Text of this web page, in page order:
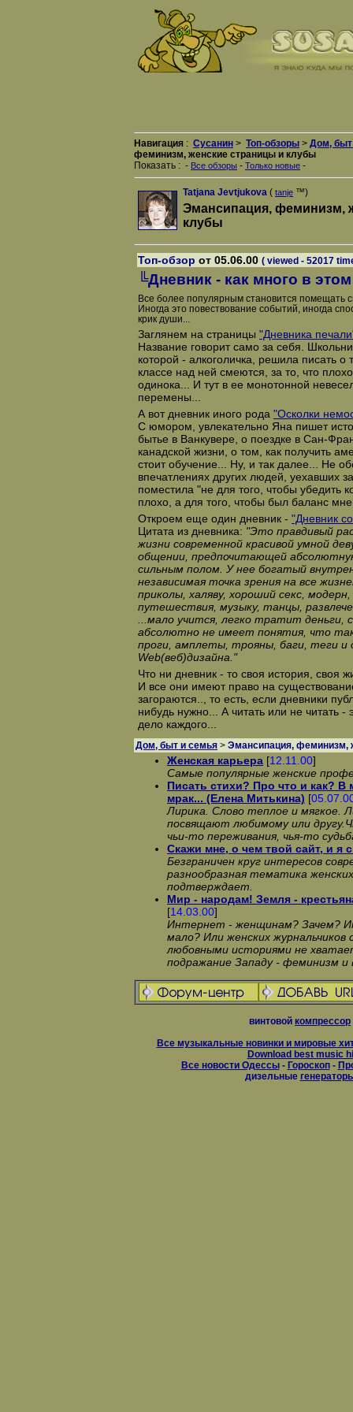
Навигация : Сусанин > Топ-обзоры > Дом,
феминизм, женские страницы и клубы
Показать : - Все обзоры - Только новые -
Tatjana Jevtjukova ( tanje ™)
Эмансипация, феминизм,
клубы
Топ-обзор от 05.06.00 ( viewed - 52017
╚Дневник - как много в
Все более популярным становится помещать
Иногда это повествование событий, иногда
крик души...
Заглянем на страницы "Дневника
Название говорит само за себя.
которой - алкоголичка, решила писать о
классе над ней смеются, за то, что
одинока... И тут в ее монотонной
перемены...
А вот дневник иного рода "Осколки
С юмором, увлекательно Яна пишет
бытье в Ванкувере, о поездке в Сан-
канадской жизни, о том, как получить
стоит обучение... Ну, и так далее... Не
впечатлениях других людей, уехавших
поместила "не для того, чтобы убедить
плохо, а для того, чтобы был баланс
Откроем еще один дневник - "Дневник
Цитата из дневника: "Это правдивый
жизни современной красивой умной
общении, предпочитающей
сильным полом. У нее богатый
независимая точка зрения на все
приколы, халяву, хороший секс,
путешествия, музыку, танцы,
...мало учится, легко тратит деньги,
абсолютно не имеет понятия, что
проги, амплеты, трояны, баги, теги и
Web(веб)дизайна."
Что ни дневник - то своя история, своя
И все они имеют право на
загораются.., то есть, если дневники
нибудь нужно... А читать или не читать -
дело каждого...
Дом, быт и семья > Эмансипация, феминизм,
Женская карьера [12.11.00]
Самые популярные женские
Писать стихи? Пpо что и как?
мpак... (Елена Митькина) [
Лирика. Слово теплое и мягкое.
посвящают любимому или
чьи-то переживания, чья-то
Скажи мне, о чем твой сайт, и я
Безграничен круг интересов
разнообразная тематика
подтверждает.
Мир - народам! Земля -
[14.03.00]
Интернет - женщинам? Зачем?
мало? Или женских
любовными историями не
подражание Западу - феминизм и
винтовой компрессор
Все музыкальные новинки и мировые
Download best music
Все новости Одессы- Гороскоп-
дизельные